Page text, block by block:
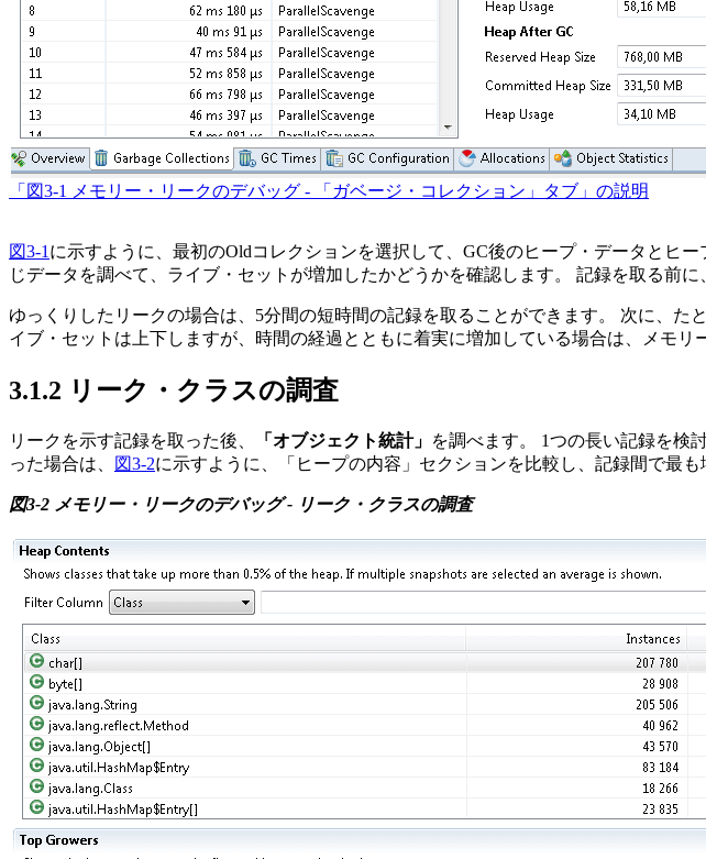
「図3-1 メモリー・リークのデバッグ - 「ガベージ・コレクション」タブ」の説明
図3-1 に示すように、最初のOldコレクションを選択して、GC後のヒープ・データとヒー
じデータを調べて、ライブ・セットが増加したかどうかを確認します。
記録を取る前に
ゆっくりしたリークの場合は、5分間の短時間の記録を取ることができます。 次に、た
イブ・セットは上下しますが、時間の経過とともに着実に増加している場合は、メモリ
3.1.2 リーク・クラスの調査
リークを示す記録を取った後、 「オブジェクト統計」 を調べます。 1つの長い記録を検
った場合は、
図3-2に示すように、「ヒープの内容」セクションを比較し、記録間で最
図3-2 メモリー・リークのデバッグ - リーク・クラスの調査